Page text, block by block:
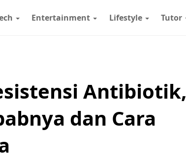
Entertainment Lifestyle Tutor
Antibiotik,
dan Cara